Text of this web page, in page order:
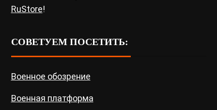
RuStore!
СОВЕТУЕМ ПОСЕТИТЬ:
Военное обозрение
Военная платформа